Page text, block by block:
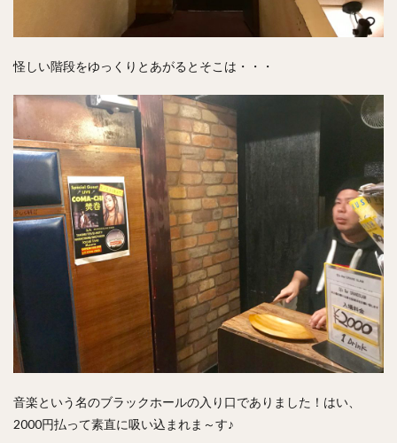
怪しい階段をゆっくりとあがるとそこは・・・
音楽という名のブラックホールの入り口でありました！はい、
2000円払って素直に吸い込まれま～す♪